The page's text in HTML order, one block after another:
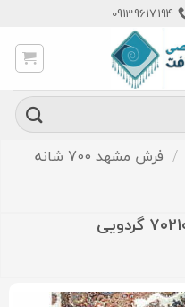
09139617194
/
فرش مشهد 700 شانه